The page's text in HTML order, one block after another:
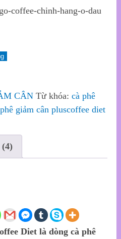
CÂN Từ khóa:cà phê
giảm cân pluscoffee diet
Diet là dòng cà phê